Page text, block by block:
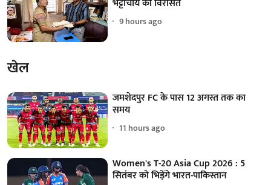
भट्टाचार्य की विरासत
9 hours ago
खेल
जमशेदपुर FC के पास 12 अगस्त तक का
समय
11 hours ago
Women's T-20 Asia Cup 2026 : 5
सितंबर को भिड़ेंगे भारत-पाकिस्तान